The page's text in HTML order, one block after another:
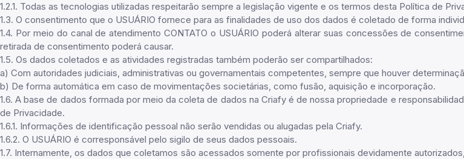
1.2.1. Todas as tecnologias utilizadas respeitarão sempre a legislação vigente e os termos desta Política de
1.3. O consentimento que o USUÁRIO fornece para as finalidades de uso dos dados é coletado de forma
1.4. Por meio do canal de atendimento CONTATO o USUÁRIO poderá alterar suas concessões de
retirada de consentimento poderá causar.
1.5. Os dados coletados e as atividades registradas também poderão ser compartilhados:
a) Com autoridades judiciais, administrativas ou governamentais competentes, sempre que houver
b) De forma automática em caso de movimentações societárias, como fusão, aquisição e incorporação.
1.6. A base de dados formada por meio da coleta de dados na Criafy é de nossa propriedade e
de Privacidade.
1.6.1. Informações de identificação pessoal não serão vendidas ou alugadas pela Criafy.
1.6.2. O USUÁRIO é corresponsável pelo sigilo de seus dados pessoais.
1.7. Internamente, os dados que coletamos são acessados somente por profissionais devidamente